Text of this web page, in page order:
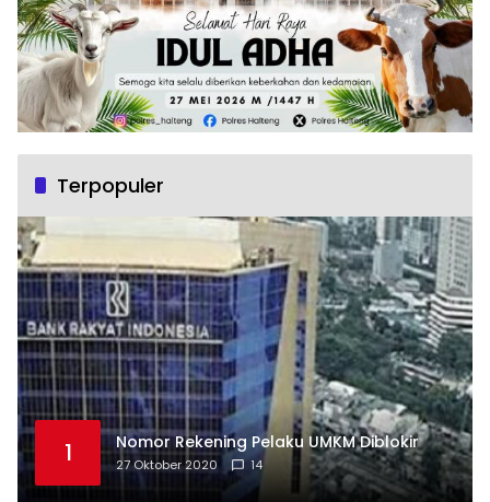
Terpopuler
1 Nomor Rekening Pelaku UMKM Diblokir
27 Oktober 2020 14